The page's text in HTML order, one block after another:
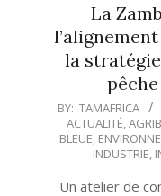
La
la
2025-
06-
16
BY: TAMAFRICA
ACTUALITÉ,
BLEUE,
INDUSTRIE,
Un atelier de